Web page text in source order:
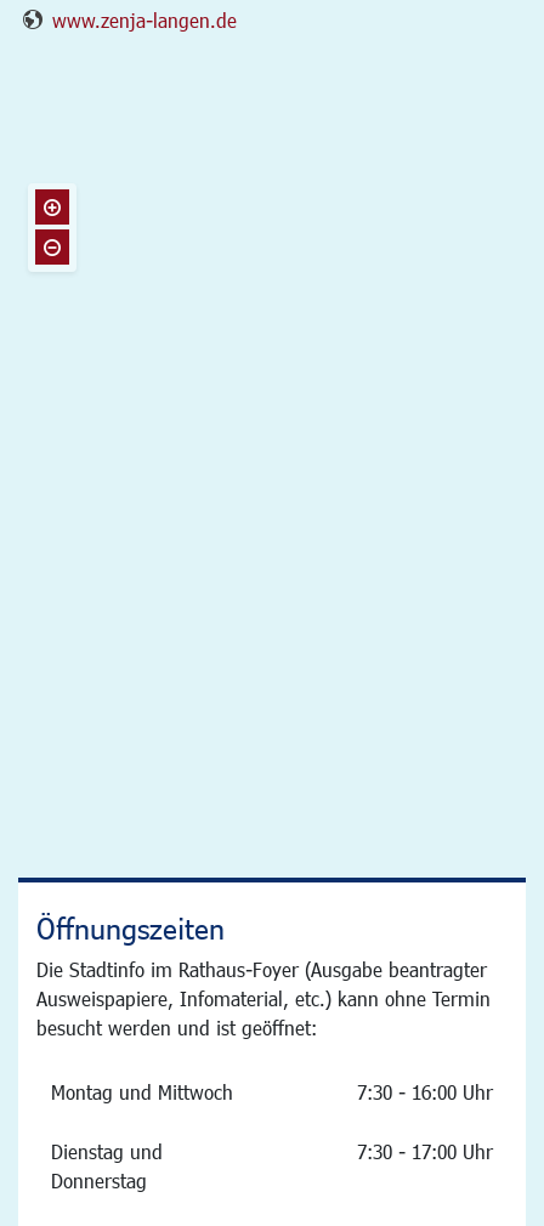
www.zenja-langen.de
Öffnungszeiten
Die Stadtinfo im Rathaus-Foyer (Ausgabe beantragter
Ausweispapiere, Infomaterial, etc.) kann ohne Termin
besucht werden und ist geöffnet:
Montag und Mittwoch 7:30 - 16:00 Uhr
Dienstag und
Donnerstag
7:30 - 17:00 Uhr